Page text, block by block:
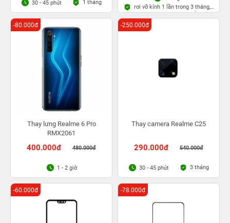
30 - 45 phút 1 tháng
rơi vỡ kính 1 lần trong 3 tháng,
Bảo hành bụi bọt vĩnh viễn
Thay lưng Realme 6 Pro
RMX2061
400.000đ 480.000đ
-80.000đ
1 - 2 giờ
Thay camera Realme C25
290.000đ 540.000đ
-250.000đ
30 - 45 phút 3 tháng
-60.000đ -78.000đ